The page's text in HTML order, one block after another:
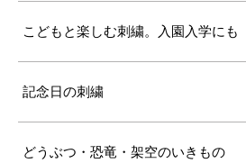
こどもと楽しむ刺繍。入園入学にも
記念日の刺繍
どうぶつ・恐竜・架空のいきもの